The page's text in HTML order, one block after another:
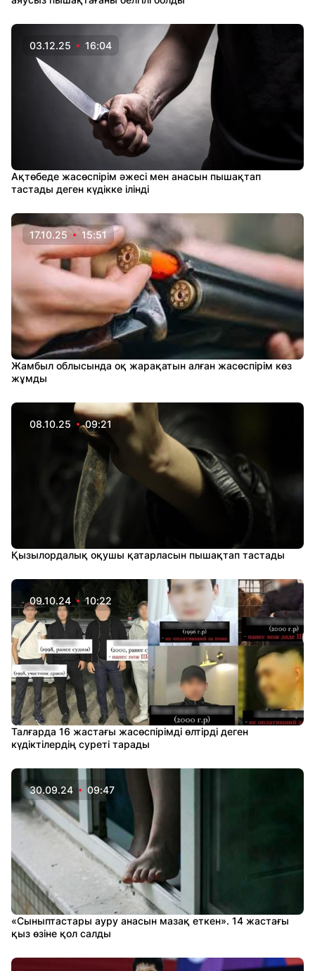
03.12.25 16:04
Ақтөбеде жасөспірім әжесі мен анасын пышақтап
тастады деген күдікке ілінді
17.10.25 15:51
Жамбыл облысында оқ жарақатын алған жасөспірім көз
жұмды
08.10.25 09:21
Қызылордалық оқушы қатарласын пышақтап тастады
09.10.24 10:22
Талғарда 16 жастағы жасөспірімді өлтірді деген
күдіктілердің суреті тарады
30.09.24 09:47
«Сыныптастары ауру анасын мазақ еткен». 14 жастағы
қыз өзіне қол салды